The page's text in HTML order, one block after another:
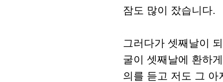
잠도 많이 잤습니다.
그러다가 셋째날이
굴이 셋째날에 환하
의를 듣고 저도 그